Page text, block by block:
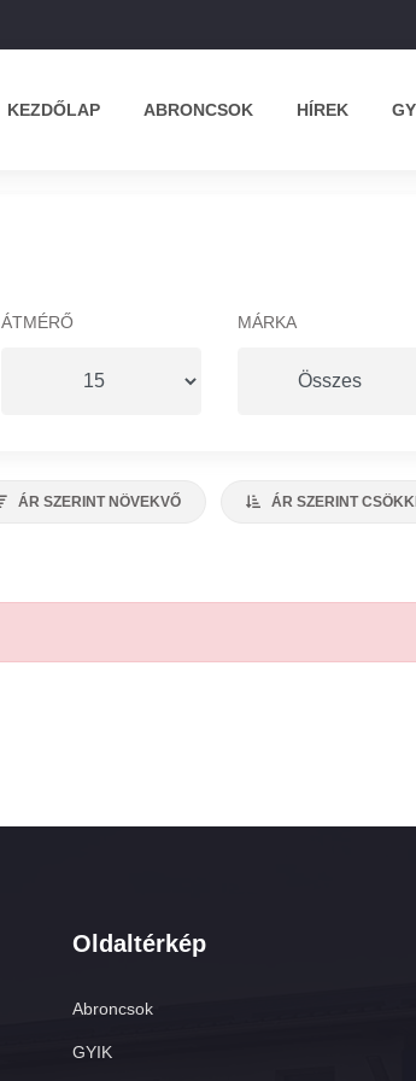
KEZDŐLAP ABRONCSOK HÍREK
ÁTMÉRŐ MÁRKA
ÁR SZERINT NÖVEKVŐ ÁR SZERINT
Oldaltérkép
Abroncsok
GYIK